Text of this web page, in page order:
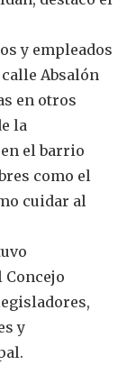
y empleados
Absalón
en otros
la
el barrio
como el
cuidar al
Concejo
y